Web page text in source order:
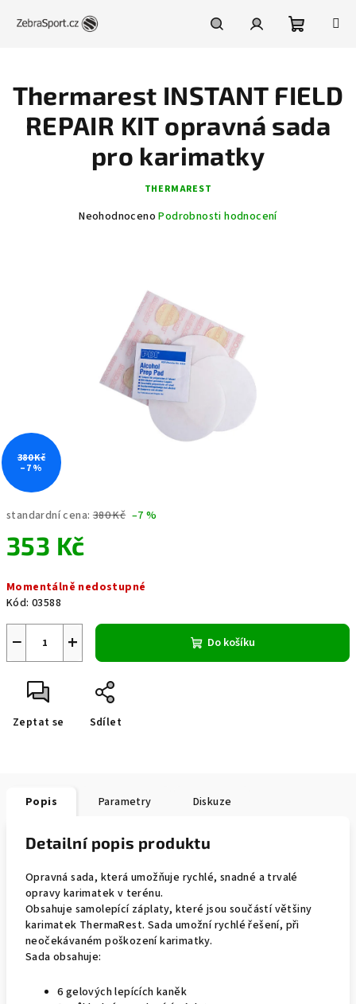
košík
standardní cena: 380 Kč –7 %
353 Kč
cena:
Momentálně nedostupné
Kód: 03588
+
− Do košíku
Zeptat se Sdílet
Thermarest INSTANT FIELD
REPAIR KIT opravná sada
pro karimatky
THERMAREST
Průměrné
hvězdiček.
Neohodnoceno Podrobnosti hodnocení
380 Kč
–7 %
Popis Parametry Diskuze
Detailní popis produktu
Opravná sada, která umožňuje rychlé, snadné a trvalé
opravy karimatek v terénu.
Obsahuje samolepící záplaty, které jsou součástí většiny
karimatek ThermaRest. Sada umožní rychlé řešení, při
neočekávaném poškození karimatky.
Sada obsahuje:
6 gelových lepících kaněk